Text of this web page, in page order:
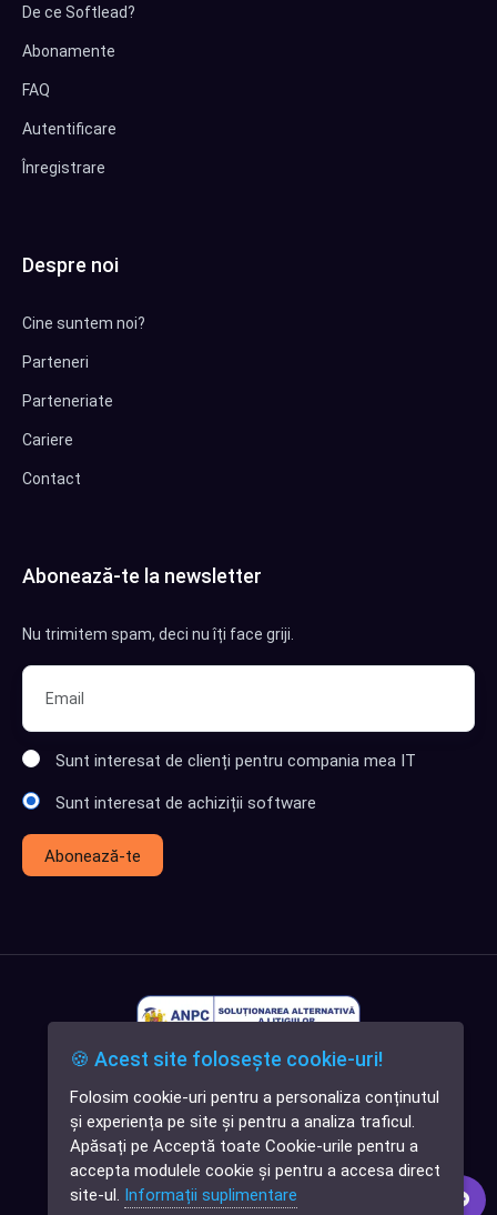
✕
Cauți o aplicație
software?
De ce Softlead?
Abonamente
FAQ
Autentificare
Înregistrare
Despre noi
Cine suntem noi?
Parteneri
Parteneriate
Cariere
Contact
Abonează-te la newsletter
Nu trimitem spam, deci nu îți face griji.
Sunt interesat de clienți pentru compania mea IT
Sunt interesat de achiziții software
Abonează-te
🍪 Acest site folosește cookie-uri!
Folosim cookie-uri pentru a personaliza conținutul
și experiența pe site și pentru a analiza traficul.
Apăsați pe Acceptă toate Cookie-urile pentru a
accepta modulele cookie și pentru a accesa direct
site-ul. Informații suplimentare